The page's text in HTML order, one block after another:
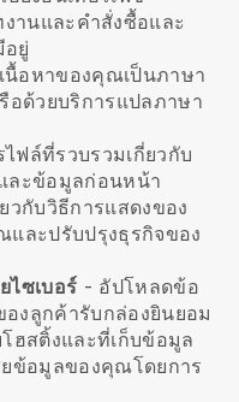
านและคำสั่งซื้อและ
ยู่
นื้อหาของคุณเป็นภาษา
ด้วยบริการแปลภาษา
ไฟล์ที่รวบรวมเกี่ยวกับ
ละข้อมูลก่อนหน้า
ยวกับวิธีการแสดงของ
ละปรับปรุงธุรกิจของ
ซเบอร์ - อัปโหลดข้อ
งลูกค้ารับกล่องยินยอม
ฮสติ้งและที่เก็บข้อมูล
ข้อมูลของคุณโดยการ